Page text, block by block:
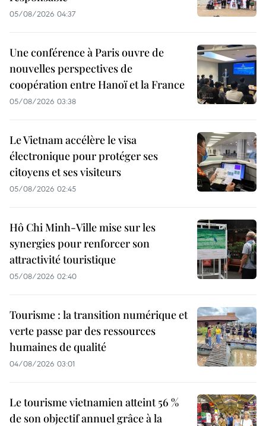
05/08/2026 04:37
Une conférence à Paris ouvre de
nouvelles perspectives de
coopération entre Hanoï et la France
05/08/2026 03:38
Le Vietnam accélère le visa
électronique pour protéger ses
citoyens et ses visiteurs
05/08/2026 02:45
Hô Chi Minh-Ville mise sur les
synergies pour renforcer son
attractivité touristique
05/08/2026 02:40
Tourisme : la transition numérique et
verte passe par des ressources
humaines de qualité
04/08/2026 03:01
Le tourisme vietnamien atteint 56 %
de son objectif annuel grâce à la